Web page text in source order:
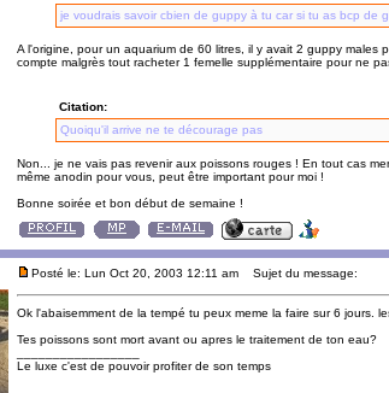
je voudrais savoir cbien de guppy à tu car si tu as bcp de
A l'origine, pour un aquarium de 60 litres, il y avait 2 guppy males
compte malgrès tout racheter 1 femelle supplémentaire pour ne
Citation:
Quoiqu'il arrive ne te décourage pas
Non... je ne vais pas revenir aux poissons rouges ! En tout cas
même anodin pour vous, peut être important pour moi !
Bonne soirée et bon début de semaine !
Posté le: Lun Oct 20, 2003 12:11 am Sujet du message:
Ok l'abaisemment de la tempé tu peux meme la faire sur 6 jours.
Tes poissons sont mort avant ou apres le traitement de ton eau?
Le luxe c'est de pouvoir profiter de son temps